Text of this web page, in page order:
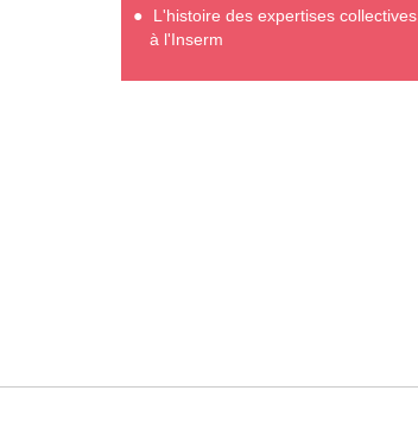
L'histoire des expertises collectives
à l'Inserm